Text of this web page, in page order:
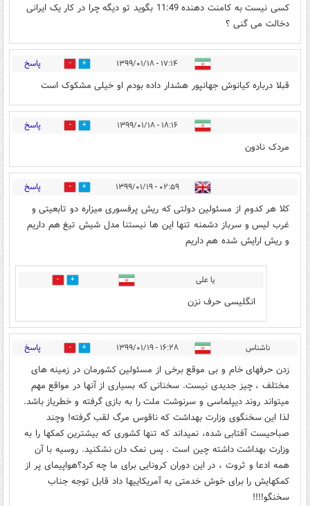
کسی نیست به کامنت دهنده 11:49 بگوید تو دیگه چرا در کار یک ایرانی
دخالت می گنی ؟
۱۷:۱۴ - ۱۳۹۹/۰۱/۱۸ 19 پاسخ
قبلا درباره کیانوش جهانپور هشدار داده بودم او خیلی مشکوک است
۱۸:۱۶ - ۱۳۹۹/۰۱/۱۸ 5 پاسخ
مردک نادون
۰۲:۵۹ - ۱۳۹۹/۰۱/۱۹ 3 پاسخ
کلا هر کدوم از مسئولین دولتی که ریش پرفسوری میزاره دو تابعیتی و
غرب لیس و سرباز دشمنه تنها این ها نیستنا مدل شیش تیغ هم داریم
و ریش ارایش شده هم داریم
یا علی 0
انگلیسی حرف نزن
ناشناس ۱۶:۲۸ - ۱۳۹۹/۰۱/۱۹ 1 پاسخ
زدن حرفهای خام و بی موقع برخی از مسئولین کشورمان در زمینه های
مختلف ، چیز جدیدی نیست. سخنانی که بسیاری از آنها در مواقع مهم
میتواند روند دیپلماسی و سرنوشت ملت را به بازی گرفته و خطریاز باشد.
لذا این سخنگوی وزارت بهداشت که ناقوس مرگ لقب گرفته! وچند
صباحیست آفتابی شده، نمیداند که تنها کشوری که بیشترین کمکها را به
وزارت بهداشت داشته چین است‌ . پس نمک دان نشکنید. روسیه با آن
همه ادعا و ثروت ، در این دوران کرونایی برای ما چه کرد؟هواپیمای پر از
کمکهایش را برای خوش خدمتی به آمریکاییها داد‌ قابل توجه جناب
سخنگو!!!!